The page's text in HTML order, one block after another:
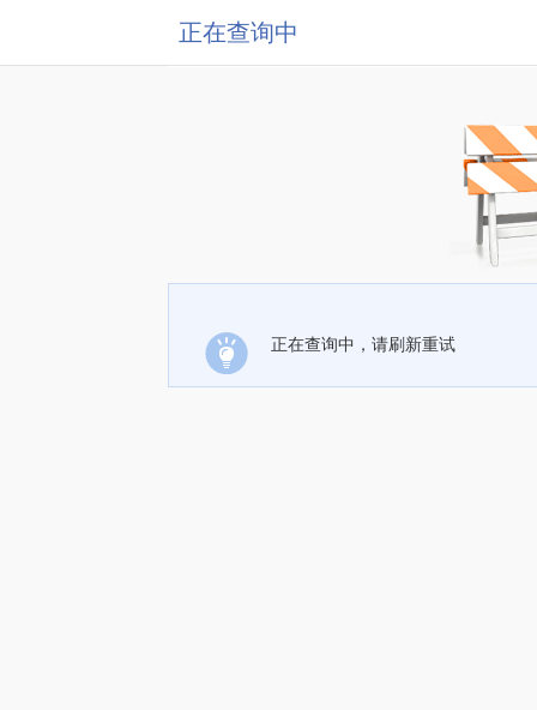
正在查询中
正在查询中，请刷新重试